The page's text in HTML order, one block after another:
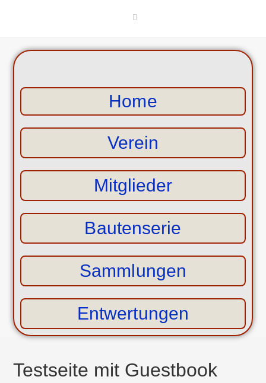
Home
Verein
Mitglieder
Bautenserie
Sammlungen
Entwertungen
Testseite mit Guestbook